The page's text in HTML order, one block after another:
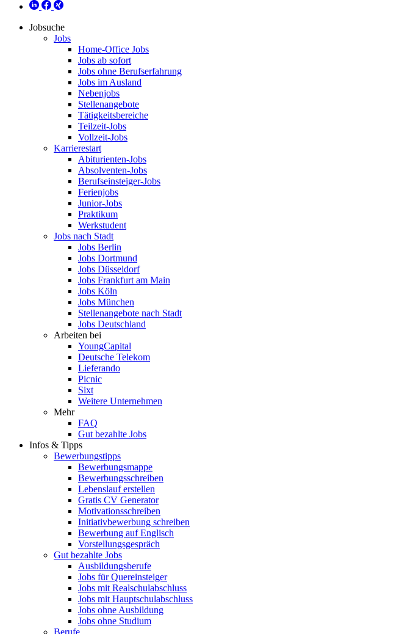
Jobsuche
Jobs
Home-Office Jobs
Jobs ab sofort
Jobs ohne Berufserfahrung
Jobs im Ausland
Nebenjobs
Stellenangebote
Tätigkeitsbereiche
Teilzeit-Jobs
Vollzeit-Jobs
Karrierestart
Abiturienten-Jobs
Absolventen-Jobs
Berufseinsteiger-Jobs
Ferienjobs
Junior-Jobs
Praktikum
Werkstudent
Jobs nach Stadt
Jobs Berlin
Jobs Dortmund
Jobs Düsseldorf
Jobs Frankfurt am Main
Jobs Köln
Jobs München
Stellenangebote nach Stadt
Jobs Deutschland
Arbeiten bei
YoungCapital
Deutsche Telekom
Lieferando
Picnic
Sixt
Weitere Unternehmen
Mehr
FAQ
Gut bezahlte Jobs
Infos & Tipps
Bewerbungstipps
Bewerbungsmappe
Bewerbungsschreiben
Lebenslauf erstellen
Gratis CV Generator
Motivationsschreiben
Initiativbewerbung schreiben
Bewerbung auf Englisch
Vorstellungsgespräch
Gut bezahlte Jobs
Ausbildungsberufe
Jobs für Quereinsteiger
Jobs mit Realschulabschluss
Jobs mit Hauptschulabschluss
Jobs ohne Ausbildung
Jobs ohne Studium
Berufe